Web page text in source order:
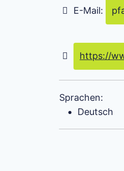
E-Mail:
https://
Sprachen:
Deutsch